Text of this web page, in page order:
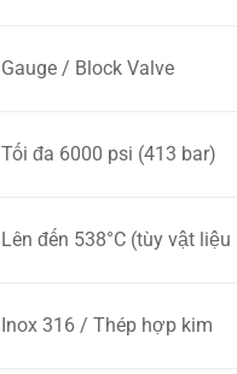
Gauge / Block Valve
Tối đa 6000 psi (413 bar)
Lên đến 538°C (tùy vật
Inox 316 / Thép hợp kim